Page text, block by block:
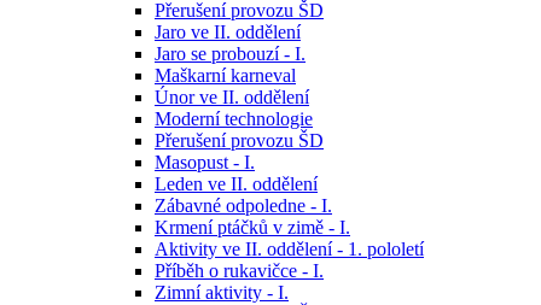
Přerušení provozu ŠD
Jaro ve II. oddělení
Jaro se probouzí - I.
Maškarní karneval
Únor ve II. oddělení
Moderní technologie
Přerušení provozu ŠD
Masopust - I.
Leden ve II. oddělení
Zábavné odpoledne - I.
Krmení ptáčků v zimě - I.
Aktivity ve II. oddělení - 1. pololetí
Příběh o rukavičce - I.
Zimní aktivity - I.